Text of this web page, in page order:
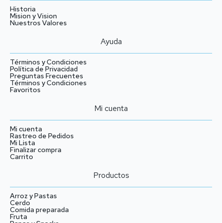
Historia
Mision y Vision
Nuestros Valores
Ayuda
Términos y Condiciones
Política de Privacidad
Preguntas Frecuentes
Términos y Condiciones
Favoritos
Mi cuenta
Mi cuenta
Rastreo de Pedidos
Mi Lista
Finalizar compra
Carrito
Productos
Arroz y Pastas
Cerdo
Comida preparada
Fruta